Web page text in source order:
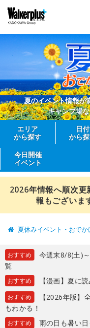
夏のイベント情報が
キャンプ場
エリア
から探す
日付
から
今日開催
イベント
2026年情報へ順次
報もございま
夏休みイベント・おでか
おすすめ
今週末8/8(土)
覧
おすすめ 【漫画】夏に
おすすめ
【2026年版】
もわかる！
おすすめ
雨の日も暑い